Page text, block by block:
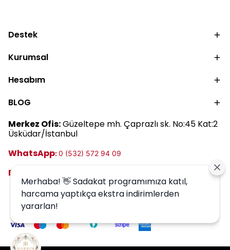
nemlendirici kullanımını
Destek
Kurumsal
Hesabım
BLOG
Merkez Ofis:Güzeltepe mh. Çaprazlı sk. No:45 Kat:2
Üsküdar/İstanbul
WhatsApp:0 (532) 572 94 09
E-posta:
Merhaba! 👋 Sadakat programımıza katıl,
harcama yaptıkça ekstra indirimlerden
yararlan!